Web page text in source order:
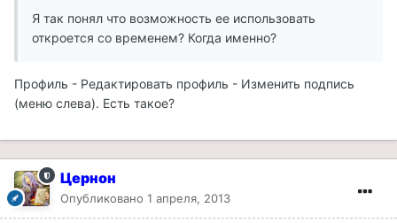
Я так понял что возможность ее использовать
откроется со временем? Когда именно?
Профиль - Редактировать профиль - Изменить подпись
(меню слева). Есть такое?
Цернон
Опубликовано 1 апреля, 2013